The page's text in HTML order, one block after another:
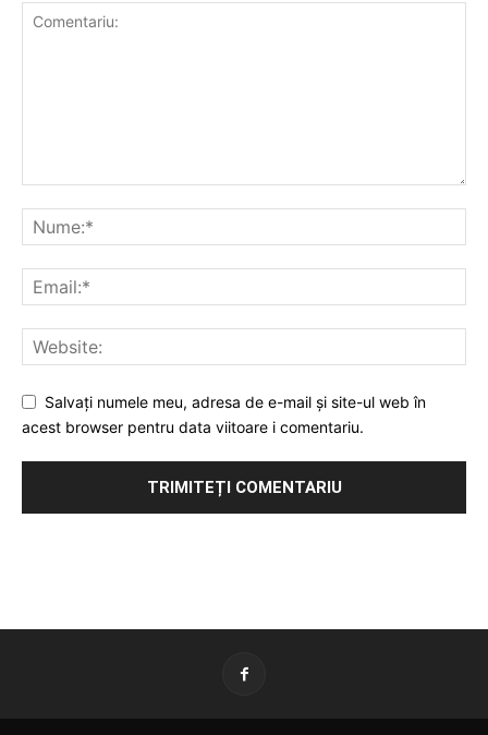
Salvați numele meu, adresa de e-mail și site-ul web în
acest browser pentru data viitoare i comentariu.